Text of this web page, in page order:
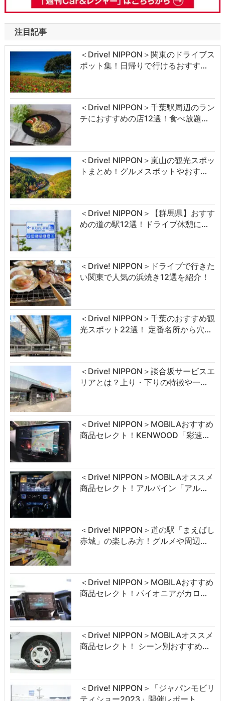
注目記事
＜Drive! NIPPON＞関東のドライブス
ポット集！日帰りで行けるおすす…
＜Drive! NIPPON＞千葉駅周辺のラン
チにおすすめの店12選！食べ放題…
＜Drive! NIPPON＞嵐山の観光スポッ
トまとめ！グルメスポットやおす…
＜Drive! NIPPON＞【群馬県】おすす
めの道の駅12選！ドライブ休憩に…
＜Drive! NIPPON＞ドライブで行きた
い関東で人気の浜焼き12選を紹介！
＜Drive! NIPPON＞千葉のおすすめ観
光スポット22選！ 定番名所から穴…
＜Drive! NIPPON＞談合坂サービスエ
リアとは？上り・下りの特徴や一…
＜Drive! NIPPON＞MOBILAおすすめ
商品セレクト！KENWOOD「彩速…
＜Drive! NIPPON＞MOBILAオススメ
商品セレクト！アルパイン「アル…
＜Drive! NIPPON＞道の駅「まえばし
赤城」の楽しみ方！グルメや周辺…
＜Drive! NIPPON＞MOBILAおすすめ
商品セレクト！パイオニアがカロ…
＜Drive! NIPPON＞MOBILAオススメ
商品セレクト！ シーン別おすすめ…
＜Drive! NIPPON＞「ジャパンモビリ